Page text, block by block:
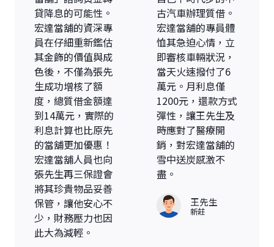
貸降息的可能性。
宏達當舖的資深專
員在仔細重新鑑估
其金飾的價值與成
色後，不僅為張先
生成功增核了額
度，總質借金額達
到14萬元，實際的
利息計算也比原先
的當舖更加優惠！
宏達當舖人員也向
張先生再三保證會
將其珍貴物品妥善
保管，讓他安心不
少，財務壓力也因
此大為減輕。
古汽車辦理質借。
宏達當舖的專員體
恤其急迫心情，立
即審核車輛狀況，
當天火速撥付了6
萬元。月利息僅
1200元，還款方式
彈性，讓王先生及
時應對了醫療開
銷，對宏達當舖的
雪中送炭感激不
盡。
王先生
新莊